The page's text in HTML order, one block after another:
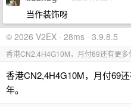
当作装饰呀
© 2026 V2EX · 28ms · 3.9.8.5
香港CN2,4H4G10M，月付69还有更多
香港CN2,4H4G10M，月付69
年。